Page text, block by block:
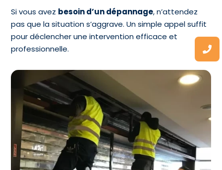
Si vous avez besoin d’un dépannage, n’attendez
pas que la situation s’aggrave. Un simple appel suffit
pour déclencher une intervention efficace et
professionnelle.